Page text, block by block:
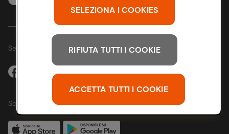
Seguici sui Social:
Scarica l'app
SELEZIONA I COOKIES
RIFIUTA TUTTI I COOKIE
ACCETTA TUTTI I COOKIE